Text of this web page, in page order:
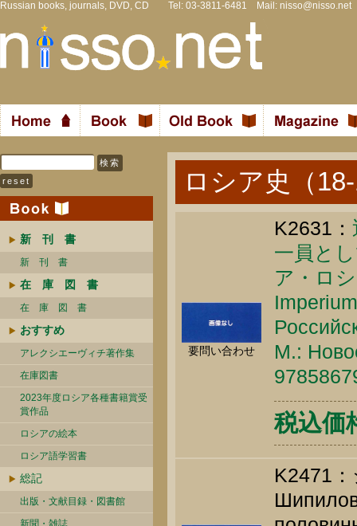
Russian books, journals, DVD, CD Tel: 03-3811-6481 Mail: nisso@nisso.net
新 刊 書
新 刊 書
在 庫 図 書
在 庫 図 書
おすすめ
アレクシエーヴィチ著作集
在庫図書
2023年度ロシア各種書籍賞受
賞作品
ロシアの絵本
ロシア語学習書
総記
出版・文献目録・図書館
新聞・雑誌
ロシア史（
要問い合わせ
K2631：
一員と
ア・ロ
М.:
税込価
K2471